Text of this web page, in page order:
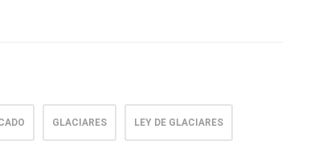
GLACIARES LEY DE GLACIARES